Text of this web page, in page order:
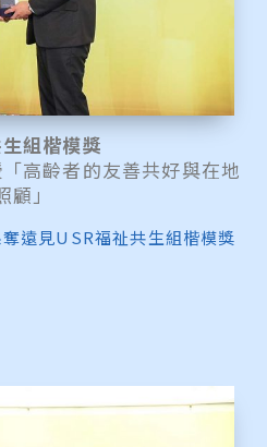
組楷模獎
高齡者的友善共好與在地
顧」
遠見USR福祉共生組楷模獎